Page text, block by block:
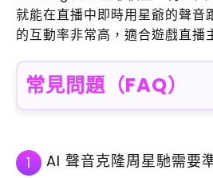
就能在直播中即時用星爺的聲音
的互動率非常高，適合遊戲直播
常見問題（FAQ）
1 AI 聲音克隆周星馳需要